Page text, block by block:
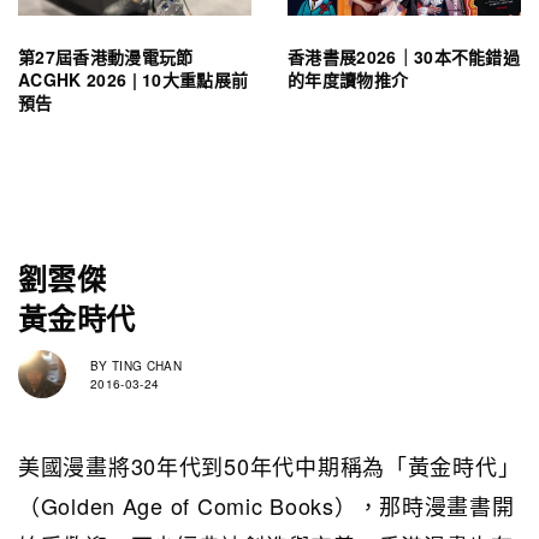
第27屆香港動漫電玩節
ACGHK 2026 | 10大重點展前
預告
香港書展2026｜30本不能錯過
的年度讀物推介
劉雲傑
黃金時代
BY TING CHAN
2016-03-24
美國漫畫將30年代到50年代中期稱為「黃金時代」
（Golden Age of Comic Books），那時漫畫書開